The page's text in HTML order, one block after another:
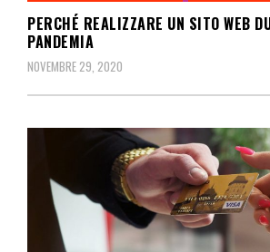
PERCHÉ REALIZZARE UN SITO WEB
PANDEMIA
NOVEMBRE 29, 2020